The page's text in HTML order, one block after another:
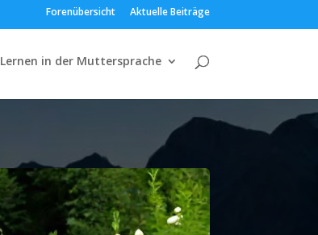
Forenübersicht Aktuelle Beiträge
Lernen in der Muttersprache